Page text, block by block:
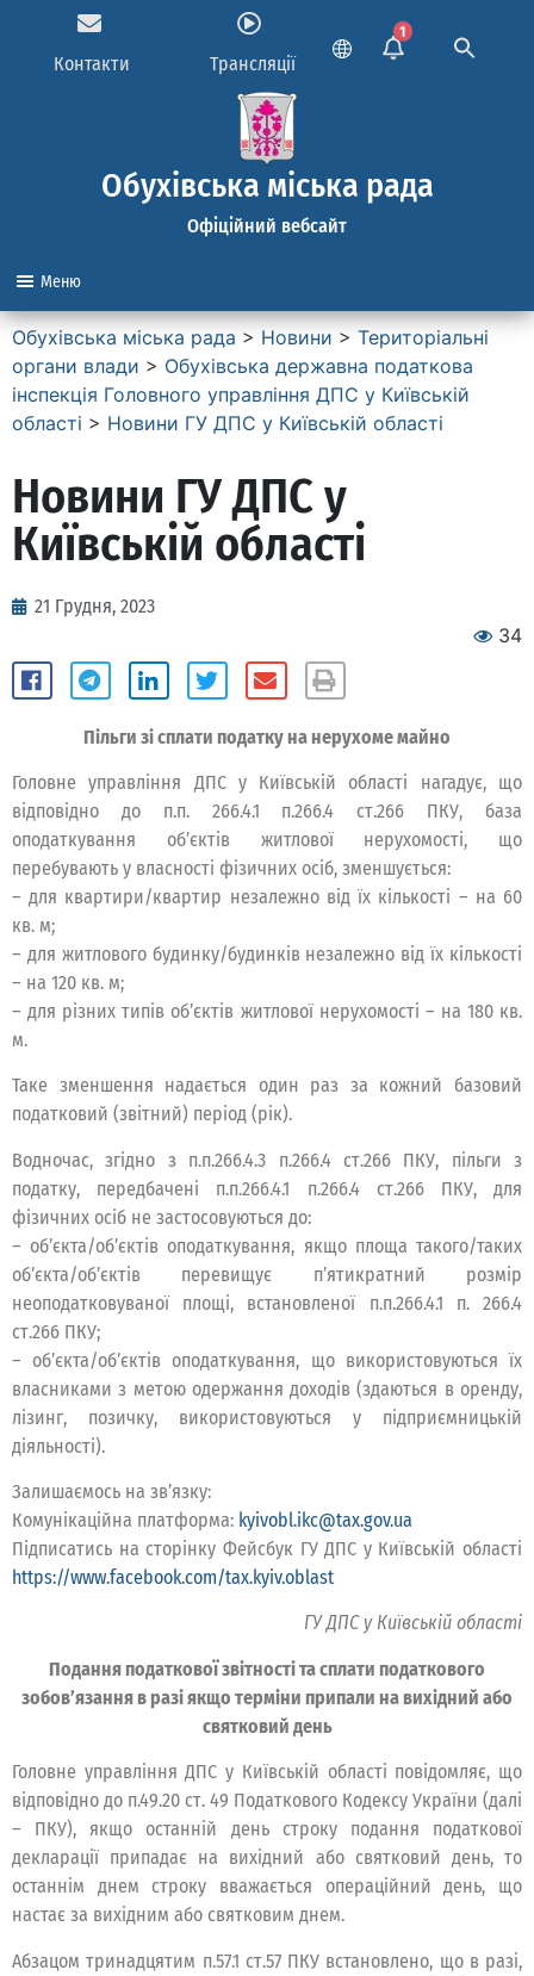
Контакти Трансляції
1
Обухівська міська рада
Офіційний вебсайт
Меню
Обухівська міська рада > Новини > Територіальні
органи влади > Обухівська державна податкова
інспекція Головного управління ДПС у Київській
області > Новини ГУ ДПС у Київській області
Новини ГУ ДПС у
Київській області
21 Грудня, 2023
34
Пільги зі сплати податку на нерухоме майно
Головне управління ДПС у Київській області нагадує, що
відповідно до п.п. 266.4.1 п.266.4 ст.266 ПКУ, база
оподаткування об’єктів житлової нерухомості, що
перебувають у власності фізичних осіб, зменшується:
– для квартири/квартир незалежно від їх кількості – на 60
кв. м;
– для житлового будинку/будинків незалежно від їх кількості
– на 120 кв. м;
– для різних типів об’єктів житлової нерухомості – на 180 кв.
м.
Таке зменшення надається один раз за кожний базовий
податковий (звітний) період (рік).
Водночас, згідно з п.п.266.4.3 п.266.4 ст.266 ПКУ, пільги з
податку, передбачені п.п.266.4.1 п.266.4 ст.266 ПКУ, для
фізичних осіб не застосовуються до:
– об’єкта/об’єктів оподаткування, якщо площа такого/таких
об’єкта/об’єктів перевищує п’ятикратний розмір
неоподатковуваної площі, встановленої п.п.266.4.1 п. 266.4
ст.266 ПКУ;
– об’єкта/об’єктів оподаткування, що використовуються їх
власниками з метою одержання доходів (здаються в оренду,
лізинг, позичку, використовуються у підприємницькій
діяльності).
Залишаємось на зв’язку:
Комунікаційна платформа: kyivobl.ikc@tax.gov.ua
Підписатись на сторінку Фейсбук ГУ ДПС у Київській області
https://www.facebook.com/tax.kyiv.oblast
ГУ ДПС у Київській області
Подання податкової звітності та сплати податкового
зобов’язання в разі якщо терміни припали на вихідний або
святковий день
Головне управління ДПС у Київській області повідомляє, що
відповідно до п.49.20 ст. 49 Податкового Кодексу України (далі
– ПКУ), якщо останній день строку подання податкової
декларації припадає на вихідний або святковий день, то
останнім днем строку вважається операційний день, що
настає за вихідним або святковим днем.
Абзацом тринадцятим п.57.1 ст.57 ПКУ встановлено, що в разі,